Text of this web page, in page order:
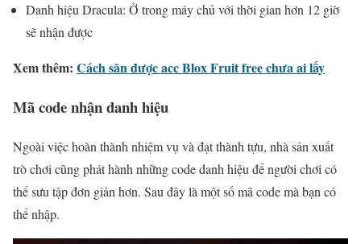
Danh hiệu Dracula: Ở trong máy chủ với thời gian hơn 12 giờ
sẽ nhận được
Xem thêm: Cách săn được acc Blox Fruit free chưa ai lấy
Mã code nhận danh hiệu
Ngoài việc hoàn thành nhiệm vụ và đạt thành tựu, nhà sản xuất
trò chơi cũng phát hành những code danh hiệu để người chơi có
thể sưu tập đơn giản hơn. Sau đây là một số mã code mà bạn có
thể nhập.